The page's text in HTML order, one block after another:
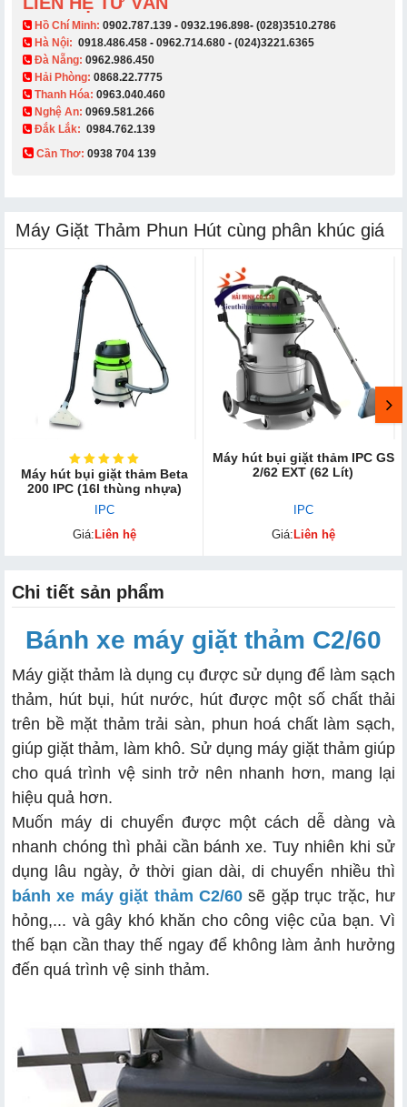
​ Hồ Chí Minh: 0902.787.139 - 0932.196.898- (028)3510.2786
Hà Nội: 0918.486.458 - 0962.714.680 - (024)3221.6365
Đà Nẵng: 0962.986.450
Hải Phòng: 0868.22.7775
Thanh Hóa: 0963.040.460
Nghệ An: 0969.581.266
Đắk Lắk: 0984.762.139
Cần Thơ: 0938 704 139​
Máy Giặt Thảm Phun Hút cùng phân khúc giá
Máy hút bụi giặt thảm Beta
200 IPC (16l thùng nhựa)
IPC
Giá:Liên hệ
Máy hút bụi giặt thảm IPC GS
2/62 EXT (62 Lít)
IPC
Giá:Liên hệ
Chi tiết sản phẩm
Bánh xe máy giặt thảm C2/60
Máy giặt thảm là dụng cụ được sử dụng để làm sạch
thảm, hút bụi, hút nước, hút được một số chất thải
trên bề mặt thảm trải sàn, phun hoá chất làm sạch,
giúp giặt thảm, làm khô. Sử dụng máy giặt thảm giúp
cho quá trình vệ sinh trở nên nhanh hơn, mang lại
hiệu quả hơn.
Muốn máy di chuyển được một cách dễ dàng và
nhanh chóng thì phải cần bánh xe. Tuy nhiên khi sử
dụng lâu ngày, ở thời gian dài, di chuyển nhiều thì
bánh xe máy giặt thảm C2/60 sẽ gặp trục trặc, hư
hỏng,... và gây khó khăn cho công việc của bạn. Vì
thế bạn cần thay thế ngay để không làm ảnh hưởng
đến quá trình vệ sinh thảm.